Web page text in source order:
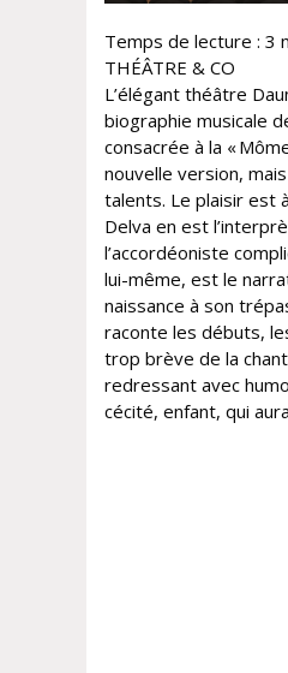
Temps de lecture : 3
THÉÂTRE & CO
L’élégant théâtre
biographie musicale
consacrée à la «
nouvelle version,
talents. Le plaisir est
Delva en est
l’accordéoniste
lui-même, est le
naissance à son
raconte les débuts,
trop brève de la
redressant avec
cécité, enfant, qui